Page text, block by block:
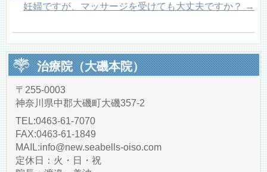
妊婦ですが、マッサージを受けても大丈夫ですか？
→
治療院（大磯本院）
〒255-0003
神奈川県中郡大磯町大磯357-2
TEL:0463-61-7070
FAX:0463-61-1849
MAIL:info@new.seabells-oiso.com
定休日：火・日・祝